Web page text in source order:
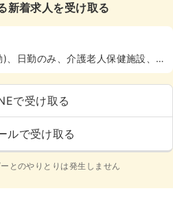
新着求人を受け取る
日勤のみ、介護老人保健施設、
上
で受け取る
ルで受け取る
とのやりとりは発生しません